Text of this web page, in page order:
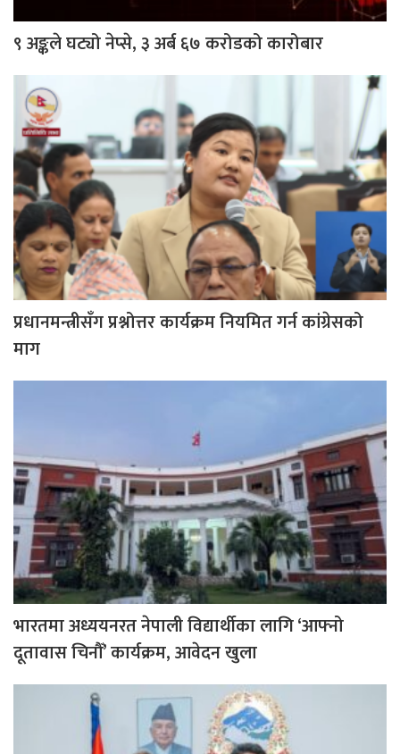
९ अङ्कले घट्यो नेप्से, ३ अर्ब ६७ करोडको कारोबार
प्रधानमन्त्रीसँग प्रश्नोत्तर कार्यक्रम नियमित गर्न कांग्रेसको
माग
भारतमा अध्ययनरत नेपाली विद्यार्थीका लागि ‘आफ्नो
दूतावास चिनौँ’ कार्यक्रम, आवेदन खुला